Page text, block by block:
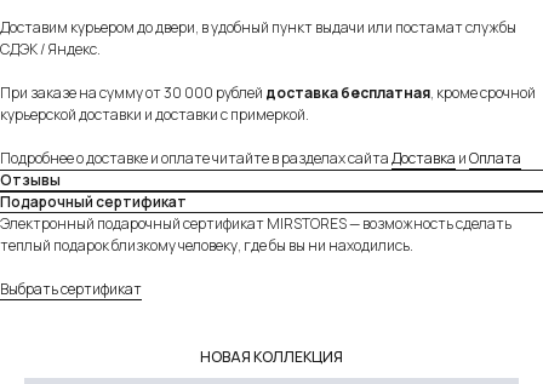
Доставим курьером до двери, в удобный пункт выдачи или постамат службы
СДЭК / Яндекс.
При заказе на сумму от 30 000 рублей доставка бесплатная, кроме срочной
курьерской доставки и доставки с примеркой.
Подробнее о доставке и оплате читайте в разделах сайтаДоставка иОплата
Отзывы
Подарочный сертификат
Электронный подарочный сертификат MIRSTORES — возможность сделать
теплый подарок близкому человеку, где бы вы ни находились.
Выбрать сертификат
НОВАЯ КОЛЛЕКЦИЯ
Собственное производство
Тщательно контролируем каждый этап
Можем изготовить любое изделие из нашего